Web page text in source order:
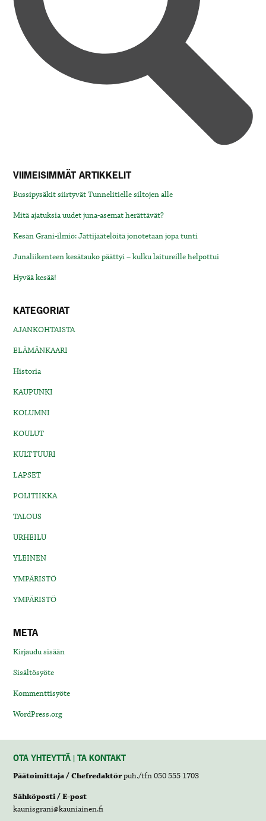
VIIMEISIMMÄT ARTIKKELIT
Bussipysäkit siirtyvät Tunnelitielle siltojen alle
Mitä ajatuksia uudet juna-asemat herättävät?
Kesän Grani-ilmiö: Jättijäätelöitä jonotetaan jopa tunti
Junaliikenteen kesätauko päättyi – kulku laitureille helpottui
Hyvää kesää!
KATEGORIAT
AJANKOHTAISTA
ELÄMÄNKAARI
Historia
KAUPUNKI
KOLUMNI
KOULUT
KULTTUURI
LAPSET
POLITIIKKA
TALOUS
URHEILU
YLEINEN
YMPÄRISTÖ
YMPÄRISTÖ
META
Kirjaudu sisään
Sisältösyöte
Kommenttisyöte
WordPress.org
OTA YHTEYTTÄ | TA KONTAKT
Päätoimittaja / Chefredaktörpuh./tfn 050 555 1703
Sähköposti / E-post
kaunisgrani@kauniainen.fi